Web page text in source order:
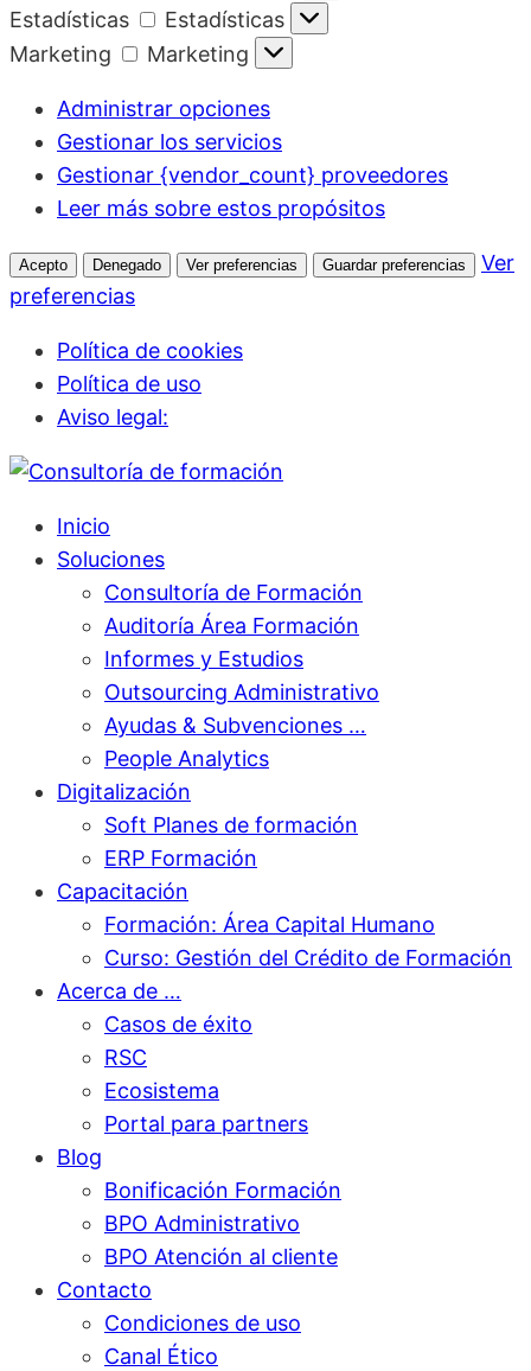
Estadísticas
Estadísticas
Marketing
Marketing
Administrar opciones
Gestionar los servicios
Gestionar {vendor_count} proveedores
Leer más sobre estos propósitos
Acepto Denegado Ver preferencias Guardar preferencias
Ver
preferencias
Política de cookies
Política de uso
Aviso legal:
Inicio
Soluciones
Consultoría de Formación
Auditoría Área Formación
Informes y Estudios
Outsourcing Administrativo
Ayudas & Subvenciones …
People Analytics
Digitalización
Soft Planes de formación
ERP Formación
Capacitación
Formación: Área Capital Humano
Curso: Gestión del Crédito de Formación
Acerca de …
Casos de éxito
RSC
Ecosistema
Portal para partners
Blog
Bonificación Formación
BPO Administrativo
BPO Atención al cliente
Contacto
Condiciones de uso
Canal Ético